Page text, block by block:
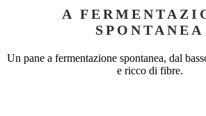
A
SPONTANEA
Un pane a fermentazione spontanea, dal
e ricco di fibre.